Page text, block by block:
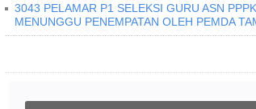
3043 PELAMAR P1 SELEKSI GURU ASN
MENUNGGU PENEMPATAN OLEH PEMDA